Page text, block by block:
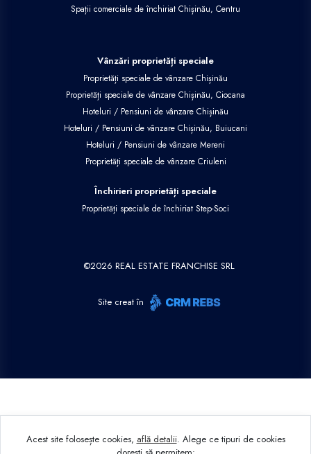
Spații comerciale de închiriat Chișinău, Centru
Vânzări proprietăți speciale
Proprietăți speciale de vânzare Chișinău
Proprietăți speciale de vânzare Chișinău, Ciocana
Hoteluri / Pensiuni de vânzare Chișinău
Hoteluri / Pensiuni de vânzare Chișinău, Buiucani
Hoteluri / Pensiuni de vânzare Mereni
Proprietăți speciale de vânzare Criuleni
Închirieri proprietăți speciale
Proprietăți speciale de închiriat Step-Soci
©2026 REAL ESTATE FRANCHISE SRL
Site creat în
Acest site folosește cookies, află detalii. Alege ce tipuri de cookies